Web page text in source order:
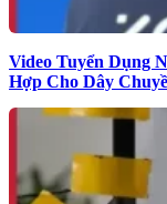
Video Tuyển Dụng
Hợp Cho Dây